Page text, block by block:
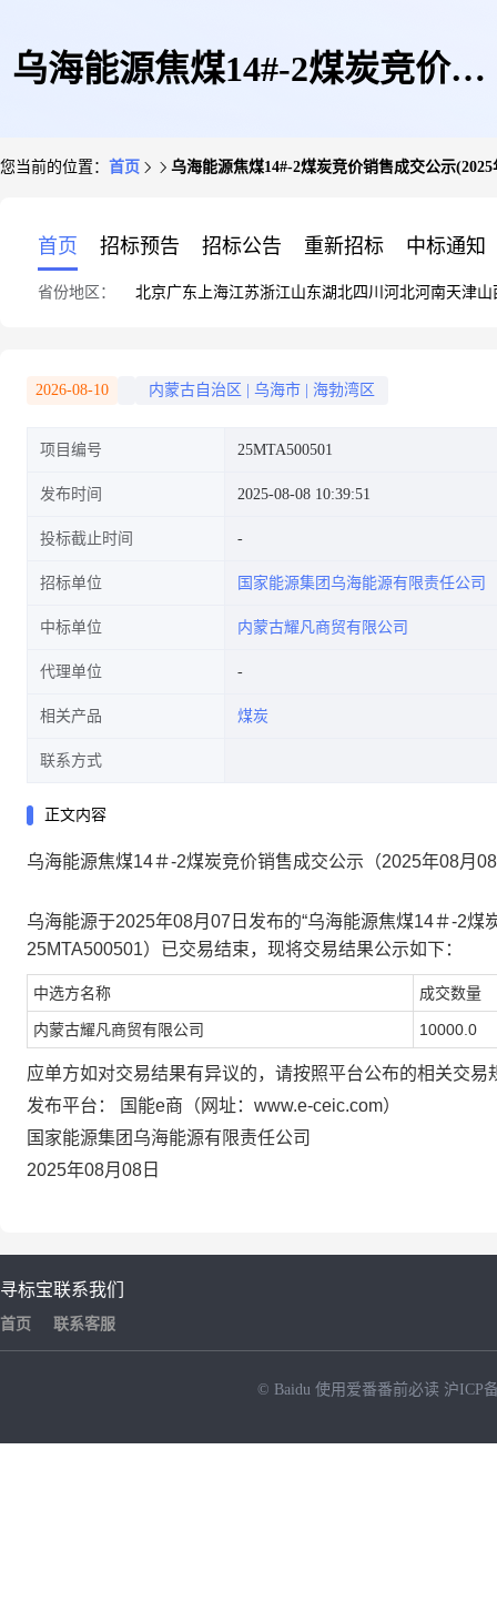
乌海能源焦煤14#-2煤炭竞价销
您当前的位置： 首页 乌海能源焦煤14#-2煤炭竞价销售成交公示(2025
首页 招标预告 招标公告 重新招标 中标通知
省份地区： 北京广东 上海江苏浙江山东湖北四川 河北河南天津山
2026-08-10 内蒙古自治区 乌海市 海勃湾区
项目编号 25MTA500501
发布时间 2025-08-08 10:39:51
投标截止时间
招标单位 国家能源集团乌海能源有限责任公司
中标单位 内蒙古耀凡商贸有限公司
代理单位
相关产品 煤炭
联系方式
正文内容
乌海能源焦煤14＃-2煤炭竞价销售成交公示（2025年08月
乌海能源于2025年08月07日 发布的“乌海能源焦煤14＃-2煤
25MTA500501）已交易结束，现将交易结果公示如下：
中选方名称 成交数量
内蒙古耀凡商贸有限公司 10000.0
应单方如对交易结果有异议的，请按照平台公布的相关交易
发布平台： 国能e商（网址：www.e-ceic.com）
国家能源集团乌海能源有限责任公司
2025年08月08日
寻标宝
首页
联系我们
联系客服
© Baidu 使用爱番番前必读 沪ICP